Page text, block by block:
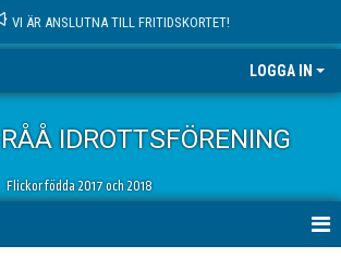
VI ÄR ANSLUTNA TILL FRITIDSKORTET!
LOGGA IN
RÅÅ IDROTTSFÖRENING
Flickor födda 2017 och 2018